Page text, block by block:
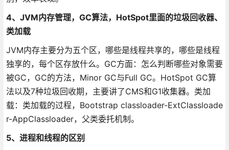
4、JVM内存管理，GC算法，HotSpot里面的垃圾回收器、
类加载
JVM内存主要分为五个区，哪些是线程共享的，哪些是线程
独享的，每个区存放什么。GC方面：怎么判断哪些对象需要
被GC，GC的方法，Minor GC与Full GC。HotSpot GC算
法以及7种垃圾回收期，主要讲了CMS和G1收集器。类加
载：类加载的过程，Bootstrap classloader-ExtClassloade
r-AppClassloader，父类委托机制。
5、进程和线程的区别